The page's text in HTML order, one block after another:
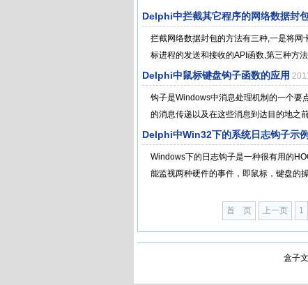
Delphi中拦截其它程序的网络数据封
拦截网络数据封包的方法有三种,一是将网
标进程的发送和接收的API函数,第三种方
Delphi中鼠标键盘钩子函数的应用
钩子是Windows中消息处理机制的一个要
的消息传递以及在这些消息到达目的地之
Delphi中Win32下的系统日志钩子示
Windows下的日志钩子是一种很有用的
能监视两种硬件的事件，即鼠标，键盘的
首 页 上一页 1
盒子